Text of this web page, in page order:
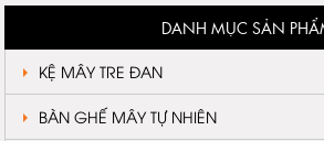
DANH MỤC SẢN
KỆ MÂY TRE ĐAN
BÀN GHẾ MÂY TỰ NHIÊN